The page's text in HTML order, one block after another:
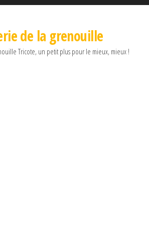
de la grenouille
Tricote, un petit plus pour le mieux, mieux !